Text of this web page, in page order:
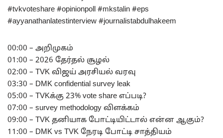
#tvkvoteshare #opinionpoll #mkstalin #eps
#ayyanathanlatestinterview #journalistabdulhakeem
00:00 – அறிமுகம்
01:00 – 2026 தேர்தல் சூழல்
02:00 – TVK விஜய் அரசியல் வரவு
03:30 – DMK confidential survey leak
05:00 – TVKக்கு 23% vote share எப்படி?
07:00 – survey methodology விளக்கம்
09:00 – TVK தனியாக போட்டியிட்டால் என்ன ஆகும்?
11:00 – DMK vs TVK நேரடி போட்டி சாத்தியம்